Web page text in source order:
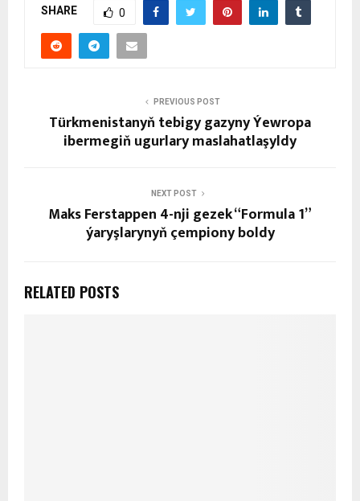
SHARE 0
PREVIOUS POST
Türkmenistanyň tebigy gazyny Ýewropa
ibermegiň ugurlary maslahatlaşyldy
NEXT POST
Maks Ferstappen 4-nji gezek “Formula 1”
ýaryşlarynyň çempiony boldy
RELATED POSTS